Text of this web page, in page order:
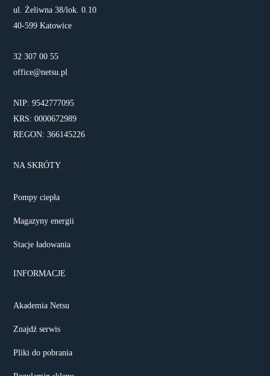
ul. Żeliwna 38/lok. 0.10
40-599 Katowice
32 307 00 55
office@netsu.pl
NIP: 9542777095
KRS: 0000672989
REGON: 366145226
NA SKRÓTY
Pompy ciepła
Magazyny energii
Stacje ładowania
INFORMACJE
Akademia Netsu
Znajdź serwis
Pliki do pobrania